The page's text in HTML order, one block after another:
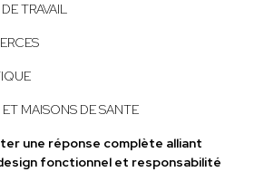
TRAVAIL
MAISONS DE SANTE
une réponse complète alliant
fonctionnel et responsabilité